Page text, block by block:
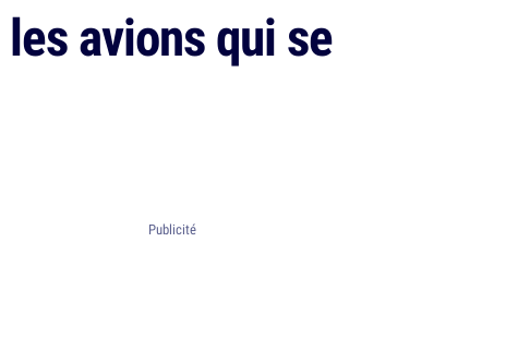
avions qui se